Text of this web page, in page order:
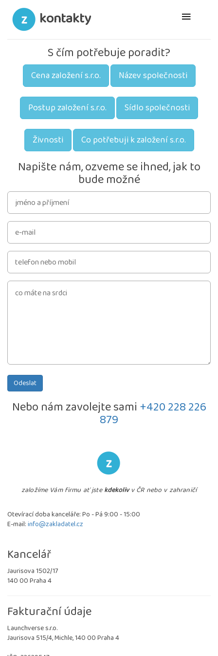
kontakty
S čím potřebuje poradit?
Cena založení s.r.o. Název společnosti
Postup založení s.r.o. Sídlo společnosti
Živnosti Co potřebuji k založení s.r.o.
Napište nám, ozveme se ihned, jak to
bude možné
Odeslat
Nebo nám zavolejte sami +420 228 226
879
založíme Vám firmu ať jstekdekolivv ČR nebo v zahraničí
Otevírací doba kanceláře: Po - Pá 9:00 - 15:00
E-mail:info@zakladatel.cz
Kancelář
Jaurisova 1502/17
140 00 Praha 4
Fakturační údaje
Launchverse s.r.o.
Jaurisova 515/4, Michle, 140 00 Praha 4